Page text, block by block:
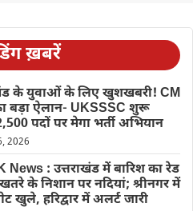
ख़बरें
के युवाओं के लिए खुशखबरी! CM
बड़ा ऐलान- UKSSSC शुरू
पदों पर मेगा भर्ती अभियान
2026
News : उत्तराखंड में बारिश का रेड
के निशान पर नदियां; श्रीनगर में
खुले, हरिद्वार में अलर्ट जारी